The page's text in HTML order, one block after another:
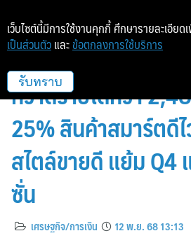
CPW งบ Q3/68 ฟอ
กวาดรายได้กว่า
25% สินค้าสมาร์ตดี
สไตล์ขายดี แย้ม Q4
ซั่น
เศรษฐกิจ/การเงิน 12 พ.ย. 68 13:13
เว็บไซต์นี้มีการใช้งานคุกกี้ ศึกษารายละเอียด
เป็นส่วนตัว และ ข้อตกลงการใช้บริการ
รับทราบ